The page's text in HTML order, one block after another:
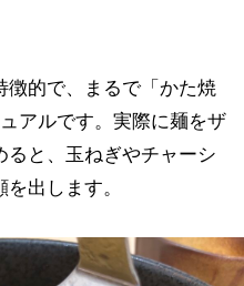
徴的で、まるで「かた焼
アルです。実際に麺をザ
ると、玉ねぎやチャーシ
出します。